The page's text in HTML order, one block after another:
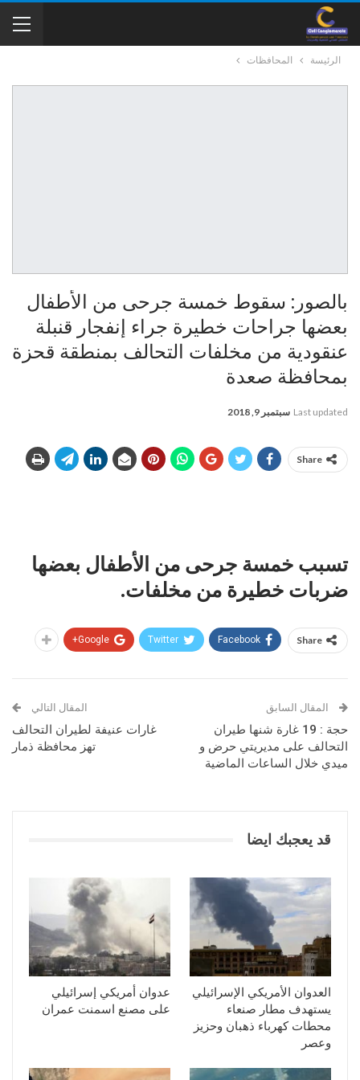
الرئيسة المحافظات
بالصور: سقوط خمسة جرحى من الأطفال
بعضها جراحات خطيرة جراء إنفجار قنبلة
عنقودية من مخلفات التحالف بمنطقة قحزة
بمحافظة صعدة
Last updated سبتمبر 9, 2018
Share
تسبب خمسة جرحى من الأطفال بعضها
ضربات خطيرة من مخلفات.
Share
Facebook
Twitter
Google+
المقال السابق
حجة : 19 غارة شنها طيران
التحالف على مديريتي حرض و
ميدي خلال الساعات الماضية
المقال التالي
غارات عنيفة لطيران التحالف
تهز محافظة ذمار
قد يعجبك ايضا
العدوان الأمريكي الإسرائيلي
يستهدف مطار صنعاء
محطات كهرباء ذهبان وحزيز
وعصر
عدوان أمريكي إسرائيلي
على مصنع اسمنت عمران